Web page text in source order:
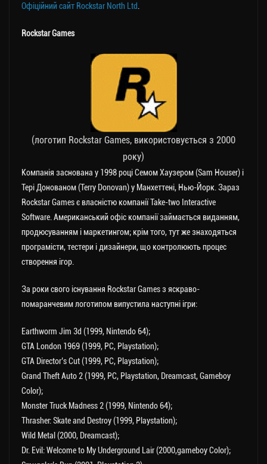
Офіційний сайт Rockstar North Ltd
Rockstar Games
(логотип Rockstar Games, використовується з 2000
року)
Компанія заснована у 1998 році Семом Хаузером (Sam Houser) і
Тері Донованом (Terry Donovan) у Манхеттені, Нью-Йорк. Зараз
Rockstar Games є власністю компанії Take-two Interactive
Software. Американський офіс компанії займається виданням,
продюсуванням і маркетингом; крім того, тут же знаходяться
програмісти, тестери і дизайнери, що контролюють процес
створення ігор.
За роки свого існування Rockstar Games з яскраво-
помаранчевим логотипом випустила наступні ігри:
Earthworm Jim 3d (1999, Nintendo 64);
GTA London 1969 (1999, РС, Playstation);
GTA Director’s Cut (1999, РС, Playstation);
Grand Theft Auto 2 (1999, РС, Playstation, Dreamcast, Gameboy
Color);
Monster Truck Madness 2 (1999, Nintendo 64);
Thrasher: Skate and Destroy (1999, Playstation);
Wild Metal (2000, Dreamcast);
Dr. Evil: Welcome to My Underground Lair (2000,gameboy Color);